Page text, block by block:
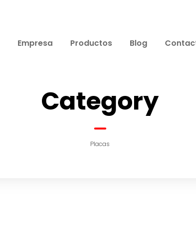
Empresa Productos Blog
Category
Placas